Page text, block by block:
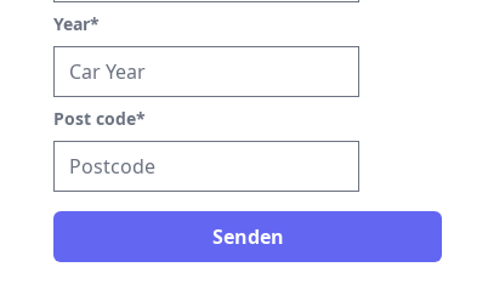
Year*
Post code*
Senden